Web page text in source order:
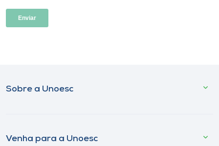
Sobre a Unoesc
Venha para a Unoesc